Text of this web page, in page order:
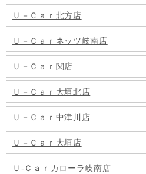
Ｕ－Ｃａｒ北方店
Ｕ－Ｃａｒネッツ岐南店
Ｕ－Ｃａｒ関店
Ｕ－Ｃａｒ大垣北店
Ｕ－Ｃａｒ中津川店
Ｕ－Ｃａｒ大垣店
Ｕ‐Ｃａｒカローラ岐南店